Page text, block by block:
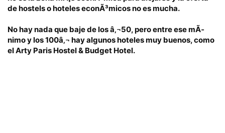
de hostels o hoteles econÃ³micos no es mucha.
No hay nada que baje de los â‚¬50, pero entre ese mÃ­
nimo y los 100â‚¬ hay algunos hoteles muy buenos, como
elArty Paris Hostel & Budget Hotel.